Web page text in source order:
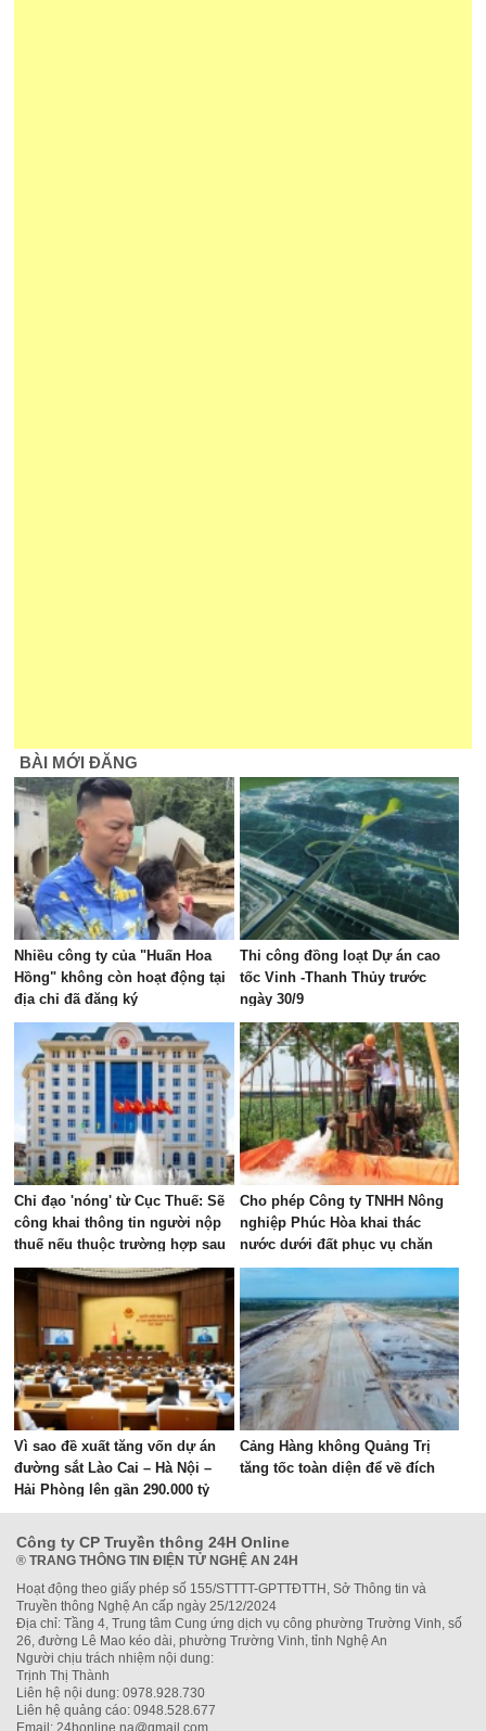
BÀI MỚI ĐĂNG
Nhiều công ty của "Huấn Hoa
Hồng" không còn hoạt động tại
địa chỉ đã đăng ký
Thi công đồng loạt Dự án cao
tốc Vinh -Thanh Thủy trước
ngày 30/9
Chỉ đạo 'nóng' từ Cục Thuế: Sẽ
công khai thông tin người nộp
thuế nếu thuộc trường hợp sau
Cho phép Công ty TNHH Nông
nghiệp Phúc Hòa khai thác
nước dưới đất phục vụ chăn
nuôi tập trung tại xã Phúc Lộc
Vì sao đề xuất tăng vốn dự án
đường sắt Lào Cai – Hà Nội –
Hải Phòng lên gần 290.000 tỷ
đồng?
Cảng Hàng không Quảng Trị
tăng tốc toàn diện để về đích
Công ty CP Truyền thông 24H Online
® TRANG THÔNG TIN ĐIỆN TỬ NGHỆ AN 24H
Hoạt động theo giấy phép số 155/STTTT-GPTTĐTTH, Sở Thông tin và
Truyền thông Nghệ An cấp ngày 25/12/2024
Địa chỉ: Tầng 4, Trung tâm Cung ứng dịch vụ công phường Trường Vinh, số
26, đường Lê Mao kéo dài, phường Trường Vinh, tỉnh Nghệ An
Người chịu trách nhiệm nội dung:
Trịnh Thị Thành
Liên hệ nội dung: 0978.928.730
Liên hệ quảng cáo: 0948.528.677
Email: 24honline.na@gmail.com